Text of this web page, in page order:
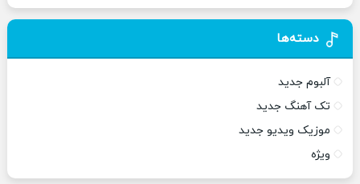
دسته‌ها
آلبوم جدید
تک آهنگ جدید
موزیک ویدیو جدید
ویژه